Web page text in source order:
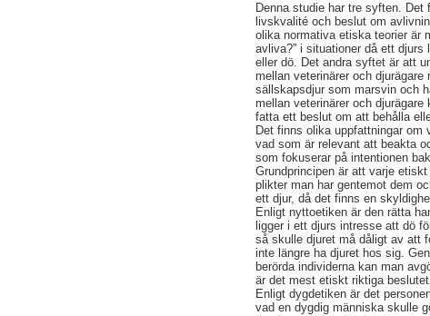
Denna studie har tre syften. Det
livskvalité och beslut om
olika normativa etiska teorier är
avliva?” i situationer då ett
eller dö. Det andra syftet är att
mellan veterinärer och
sällskapsdjur som marsvin och
mellan veterinärer och
fatta ett beslut om att behålla
Det finns olika uppfattningar
vad som är relevant att beakta
som fokuserar på intentionen
Grundprincipen är att varje
plikter man har gentemot dem
ett djur, då det finns en
Enligt nyttoetiken är den rätta
ligger i ett djurs intresse att dö
så skulle djuret må dåligt av att
inte längre ha djuret hos sig.
berörda individerna kan man
är det mest etiskt riktiga
Enligt dygdetiken är det
vad en dygdig människa skulle